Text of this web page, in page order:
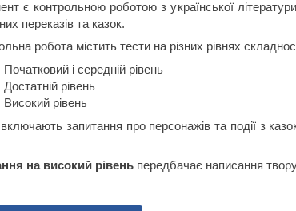
є контрольною роботою з української
переказів та казок.
робота містить тести на різних рівнях
Початковий і середній рівень
Достатній рівень
Високий рівень
запитання про персонажів та події з
на високий рівеньпередбачає написання